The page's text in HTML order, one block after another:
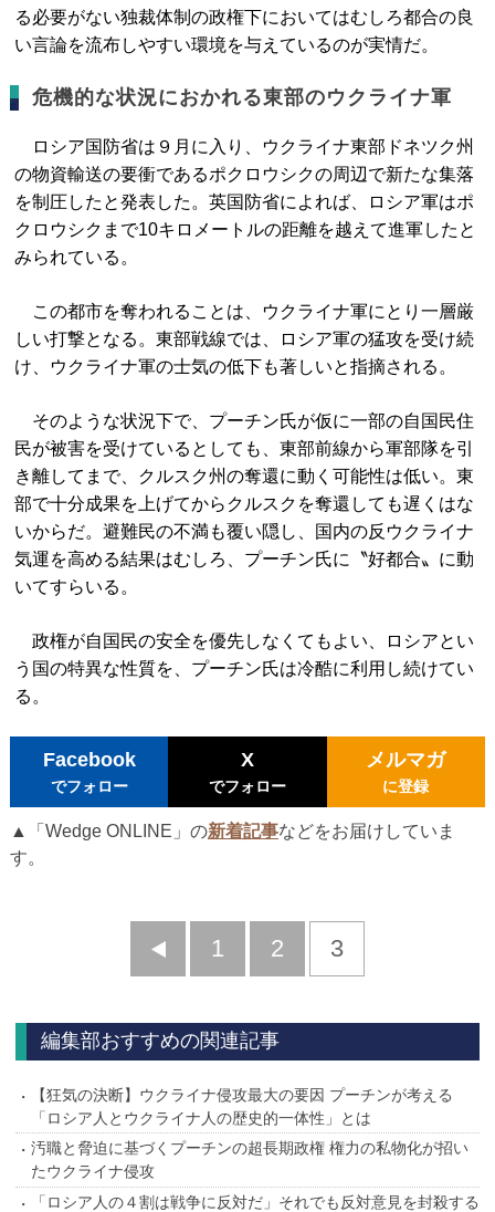
る必要がない独裁体制の政権下においてはむしろ都合の良
い言論を流布しやすい環境を与えているのが実情だ。
危機的な状況におかれる東部のウクライナ軍
ロシア国防省は９月に入り、ウクライナ東部ドネツク州
の物資輸送の要衝であるポクロウシクの周辺で新たな集落
を制圧したと発表した。英国防省によれば、ロシア軍はポ
クロウシクまで10キロメートルの距離を越えて進軍したと
みられている。
この都市を奪われることは、ウクライナ軍にとり一層厳
しい打撃となる。東部戦線では、ロシア軍の猛攻を受け続
け、ウクライナ軍の士気の低下も著しいと指摘される。
そのような状況下で、プーチン氏が仮に一部の自国民住
民が被害を受けているとしても、東部前線から軍部隊を引
き離してまで、クルスク州の奪還に動く可能性は低い。東
部で十分成果を上げてからクルスクを奪還しても遅くはな
いからだ。避難民の不満も覆い隠し、国内の反ウクライナ
気運を高める結果はむしろ、プーチン氏に〝好都合〟に動
いてすらいる。
政権が自国民の安全を優先しなくてもよい、ロシアとい
う国の特異な性質を、プーチン氏は冷酷に利用し続けてい
る。
Facebook
でフォロー
X
でフォロー
メルマガ
に登録
▲「Wedge ONLINE」の新着記事などをお届けしていま
す。
前
1 2 3
編集部おすすめの関連記事
【狂気の決断】ウクライナ侵攻最大の要因 プーチンが考える
「ロシア人とウクライナ人の歴史的一体性」とは
汚職と脅迫に基づくプーチンの超長期政権 権力の私物化が招い
たウクライナ侵攻
「ロシア人の４割は戦争に反対だ」それでも反対意見を封殺する